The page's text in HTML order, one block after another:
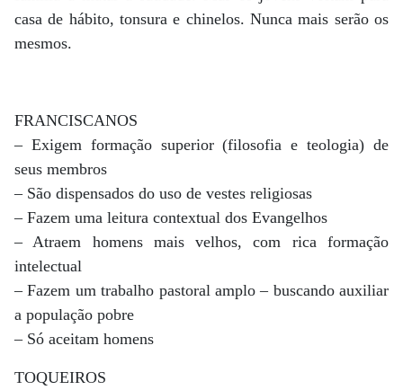
casa de hábito, tonsura e chinelos. Nunca mais serão os
mesmos.
FRANCISCANOS
– Exigem formação superior (filosofia e teologia) de
seus membros
– São dispensados do uso de vestes religiosas
– Fazem uma leitura contextual dos Evangelhos
– Atraem homens mais velhos, com rica formação
intelectual
– Fazem um trabalho pastoral amplo – buscando auxiliar
a população pobre
– Só aceitam homens
TOQUEIROS